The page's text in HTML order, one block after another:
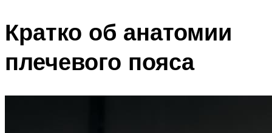
Кратко об анатомии
плечевого пояса